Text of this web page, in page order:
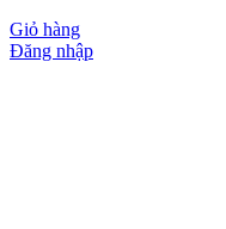
Giỏ hàng
Đăng nhập